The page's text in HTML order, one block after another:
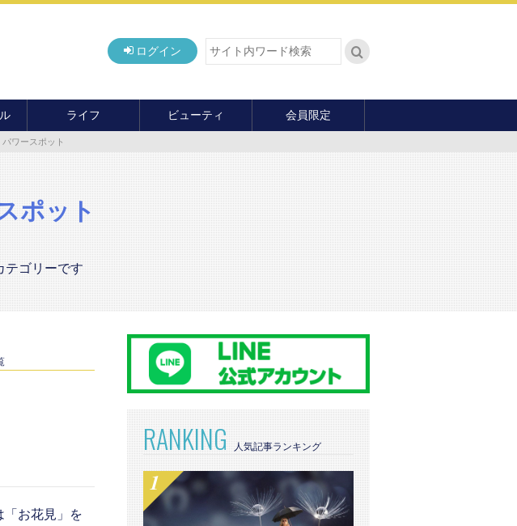
ログイン
ライフ
旅行
ビューティ 会員限定
パワースポット
ポット
テゴリーです
「お花見」を
RANKING